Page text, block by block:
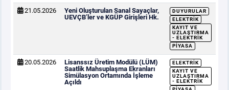
21.05.2026
Yeni Oluşturulan Sanal Sayaçlar,
UEVÇB’ler ve KGÜP Girişleri Hk.
DUYURULAR
ELEKTRIK
KAYIT VE
UZLAŞTIRMA
- ELEKTRIK
PIYASA
20.05.2026
Lisanssız Üretim Modülü (LÜM)
Saatlik Mahsuplaşma Ekranları
Simülasyon Ortamında İşleme
Açıldı
ELEKTRIK
KAYIT VE
UZLAŞTIRMA
- ELEKTRIK